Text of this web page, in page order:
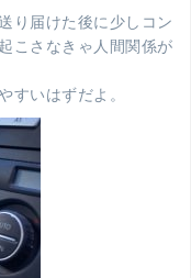
り届けた後に少しコン
こさなきゃ人間関係が
すいはずだよ。